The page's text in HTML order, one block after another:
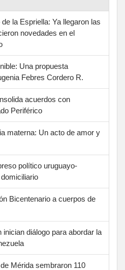
la Espriella: Ya llegaron las
novedades en el
Una propuesta
Febres Cordero R.
acuerdos con
Periférico
materna: Un acto de amor y
político uruguayo-
Bicentenario a cuerpos de
diálogo para abordar la
Mérida sembraron 110